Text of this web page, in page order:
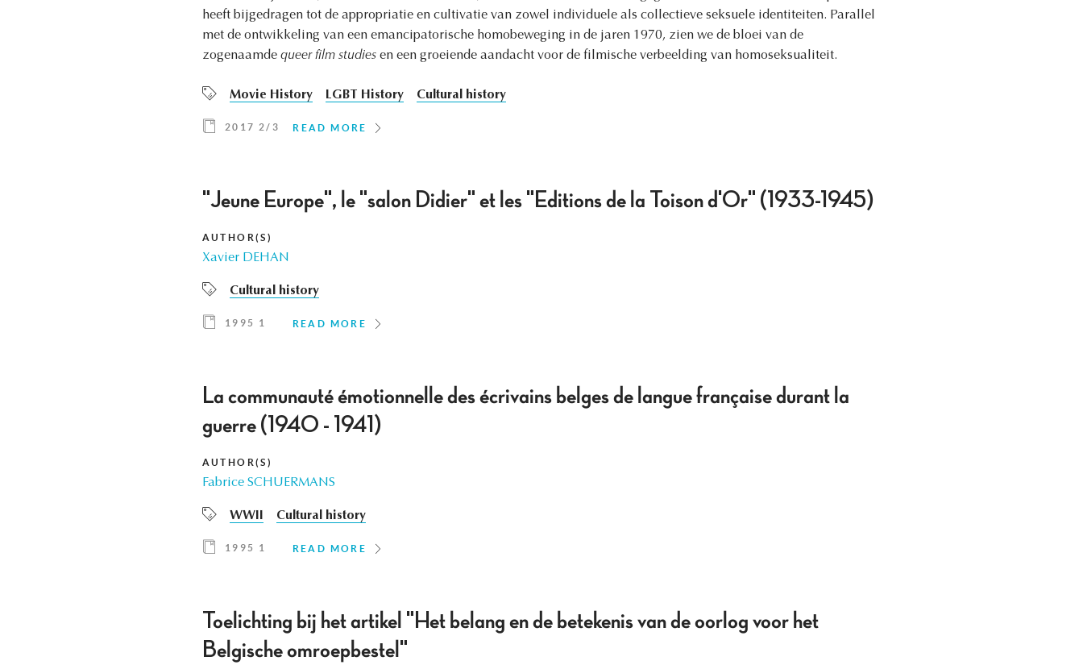
heeft bijgedragen tot de appropriatie en cultivatie van zowel individuele als collectieve seksuele identiteiten. Parallel
met de ontwikkeling van een emancipatorische homobeweging in de jaren 1970, zien we de bloei van de
zogenaamde queer film studiesen een groeiende aandacht voor de filmische verbeelding van homoseksualiteit.
Movie History LGBT History Cultural history
2017 2/3 READ MORE
"Jeune Europe", le "salon Didier" et les "Editions de la Toison d'Or" (1933-1945)
AUTHOR(S)
Xavier DEHAN
Cultural history
1995 1 READ MORE
La communauté émotionnelle des écrivains belges de langue française durant la
guerre (1940 - 1941)
AUTHOR(S)
Fabrice SCHUERMANS
WWII Cultural history
1995 1 READ MORE
Toelichting bij het artikel "Het belang en de betekenis van de oorlog voor het
Belgische omroepbestel"